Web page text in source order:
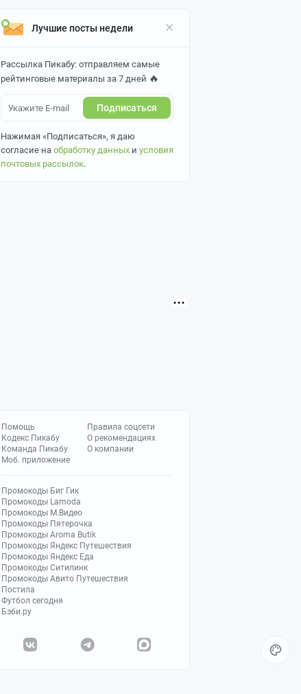
Лучшие посты недели
Рассылка Пикабу: отправляем самые
рейтинговые материалы за 7 дней 🔥
Подписаться
Нажимая «Подписаться», я даю
согласие на обработку данных и условия
почтовых рассылок.
Помощь
Кодекс Пикабу
Команда Пикабу
Моб. приложение
Правила соцсети
О рекомендациях
О компании
Промокоды Биг Гик
Промокоды Lamoda
Промокоды М.Видео
Промокоды Пятерочка
Промокоды Aroma Butik
Промокоды Яндекс Путешествия
Промокоды Яндекс Еда
Промокоды Ситилинк
Промокоды Авито Путешествия
Постила
Футбол сегодня
Бэби.ру